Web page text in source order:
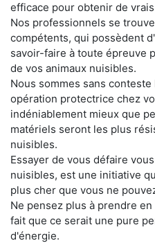
efficace pour obtenir de
Nos professionnels se
compétents, qui possèdent
savoir-faire à toute épreuve
de vos animaux nuisibles.
Nous sommes sans
opération protectrice chez
indéniablement mieux que
matériels seront les plus
nuisibles.
Essayer de vous défaire
nuisibles, est une initiative
plus cher que vous ne
Ne pensez plus à prendre
fait que ce serait une pure
d'énergie.